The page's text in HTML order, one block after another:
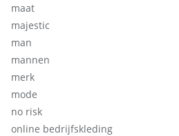
maat
majestic
man
mannen
merk
mode
no risk
online bedrijfskleding